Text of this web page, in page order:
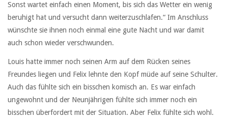
Sonst wartet einfach einen Moment, bis sich das Wetter ein wenig
beruhigt hat und versucht dann weiterzuschlafen.“ Im Anschluss
wünschte sie ihnen noch einmal eine gute Nacht und war damit
auch schon wieder verschwunden.
Louis hatte immer noch seinen Arm auf dem Rücken seines
Freundes liegen und Felix lehnte den Kopf müde auf seine Schulter.
Auch das fühlte sich ein bisschen komisch an. Es war einfach
ungewohnt und der Neunjährigen fühlte sich immer noch ein
bisschen überfordert mit der Situation. Aber Felix fühlte sich wohl.